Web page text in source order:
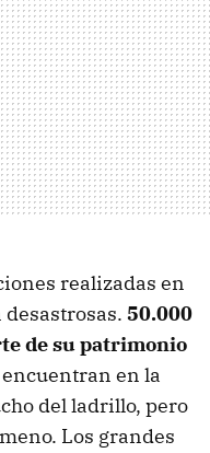
realizadas en
50.000
de su patrimonio
en la
del ladrillo, pero
Los grandes